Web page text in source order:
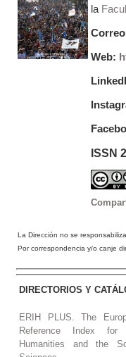
la
Web:
ISSN
La Dirección no se
Por correspondencia y/o canje
DIRECTORIOS Y
ERIH PLUS. The
Reference Index for
Humanities and the